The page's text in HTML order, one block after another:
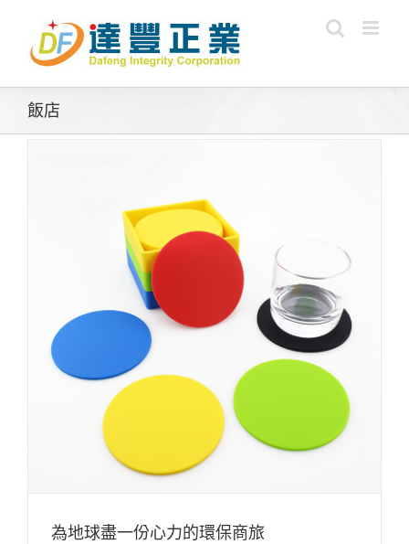
content
飯店
為地球盡一份心力的環保商旅